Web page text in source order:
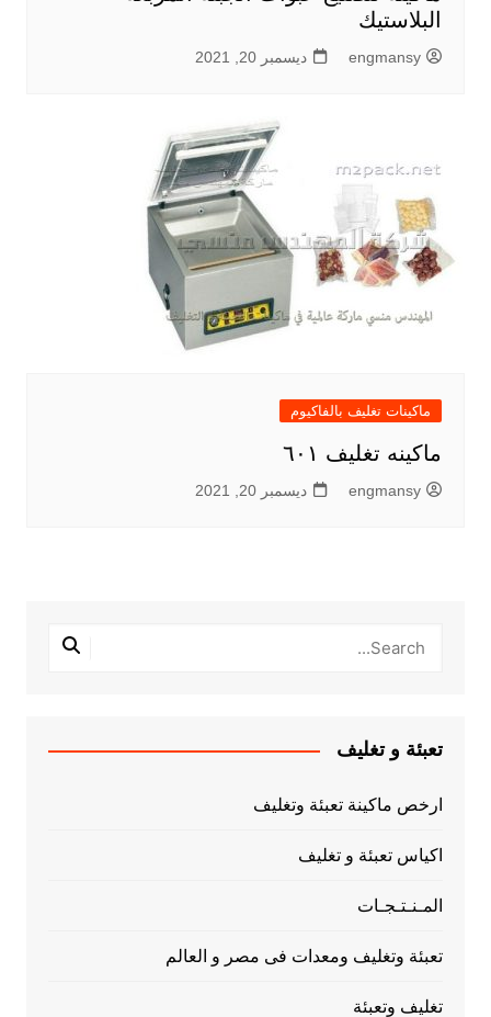
البلاستيك
engmansy ديسمبر 20, 2021
ماكينات تغليف بالفاكيوم
ماكينه تغليف ٦٠١
engmansy ديسمبر 20, 2021
تعبئة و تغليف
ارخص ماكينة تعبئة وتغليف
اكياس تعبئة و تغليف
المـنـتـجـات
تعبئة وتغليف ومعدات فى مصر و العالم
تغليف وتعبئة